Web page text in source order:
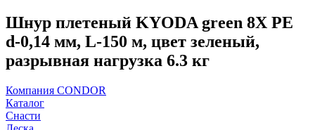
Шнур плетеный KYODA green 8X PE
d-0,14 мм, L-150 м, цвет зеленый,
разрывная нагрузка 6.3 кг
Компания CONDOR
Каталог
Снасти